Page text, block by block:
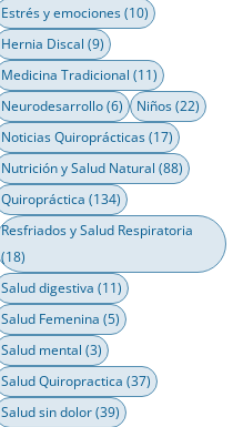
Estrés y emociones(10)
Hernia Discal (9)
Medicina Tradicional (11)
Neurodesarrollo(6) Niños(22)
Noticias Quiroprácticas(17)
Nutrición y Salud Natural (88)
Quiropráctica (134)
Resfriados y Salud Respiratoria
(18)
Salud digestiva (11)
Salud Femenina (5)
Salud mental (3)
Salud Quiropractica (37)
Salud sin dolor(39)